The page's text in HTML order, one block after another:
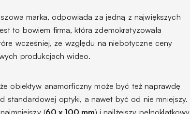
marka, odpowiada za jedną z największych
to bowiem firma, która zdemokratyzowała
wcześniej, ze względu na niebotyczne ceny
produkcjach wideo.
obiektyw anamorficzny może być też naprawdę
standardowej optyki, a nawet być od nie mniejszy.
(60 x 100 mm) i najlżejszy pełnoklatkowy